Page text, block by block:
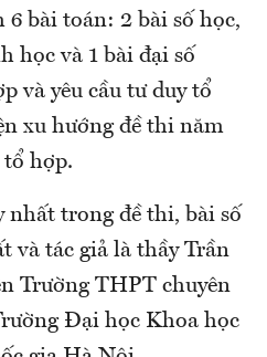
bài toán: 2 bài số học,
học và 1 bài đại số
và yêu cầu tư duy tổ
xu hướng đề thi năm
hợp.
nhất trong đề thi, bài số
và tác giả là thầy Trần
Trường THPT chuyên
Đại học Khoa học